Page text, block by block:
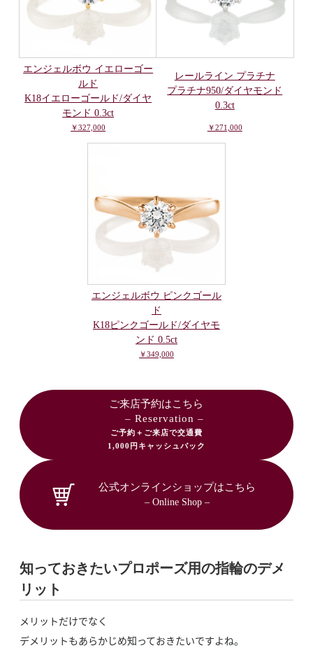
エンジェルボウ イエローゴー
ルド
K18イエローゴールド/ダイヤ
モンド 0.3ct
￥327,000
レールライン プラチナ
プラチナ950/ダイヤモンド
0.3ct
￥271,000
エンジェルボウ ピンクゴール
ド
K18ピンクゴールド/ダイヤモ
ンド 0.5ct
￥349,000
ご来店予約はこちら
– Reservation –
ご予約＋ご来店で交通費
1,000円キャッシュバック
公式オンラインショップはこちら
– Online Shop –
知っておきたいプロポーズ用の指輪のデメ
リット
メリットだけでなく
デメリットもあらかじめ知っておきたいですよね。